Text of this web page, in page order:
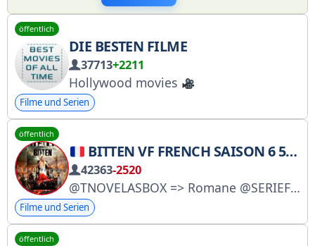
öffentlich
DIE BESTEN FILME
37713+2211
Hollywood movies
Filme und Serien
öffentlich
BITTEN VF FRENCH SAISON 6 5 4 3 2 1 INTEGRALE FR VOIR FRANÇAIS
42363-2520
@TNOVELASBOX => Romane @SERIEFILMBOX => Filme und Serien @NOLLYBOX => Afrikanisches Kino @BOLLYBOX => Indisches Kino @ANIMESBOX => Anime und Manga @UTILEBOX => Gecrackte Apps @READPLAYGO Zeitschriften und Bücher @ADULTESBOX => X-Team @MYCANALBOX
Filme und Serien
öffentlich